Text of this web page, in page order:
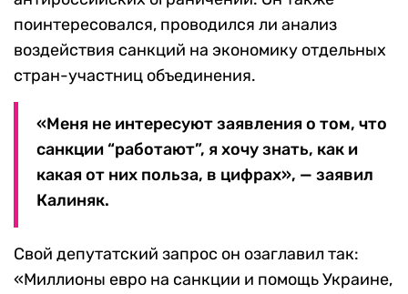
поинтересовался, проводился ли анализ
воздействия санкций на экономику отдельных
стран-участниц объединения.
«Меня не интересуют заявления о том, что
санкции “работают”, я хочу знать, как и
какая от них польза, в цифрах», — заявил
Калиняк.
Свой депутатский запрос он озаглавил так:
«Миллионы евро на санкции и помощь Украине,